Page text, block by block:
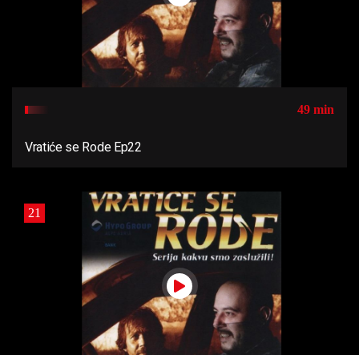
49 min
Vratiće se Rode Ep22
21